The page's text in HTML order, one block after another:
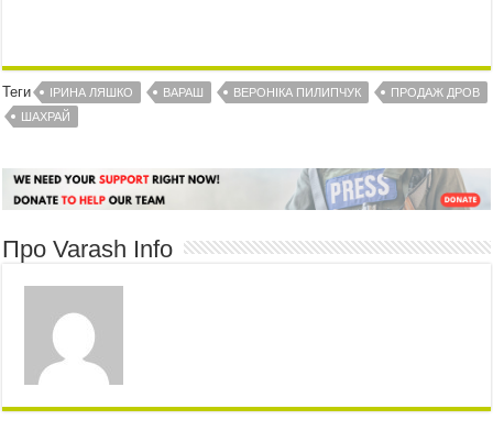
Теги ІРИНА ЛЯШКО ВАРАШ ВЕРОНІКА ПИЛИПЧУК
ПРОДАЖ ДРОВ
ШАХРАЙ
Про Varash Info